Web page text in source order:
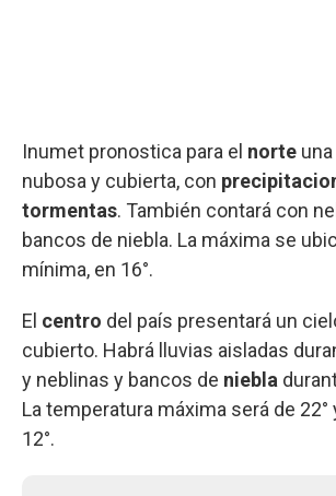
Inumet pronostica para el norte
nubosa y cubierta, con
tormentas. También contará con
bancos de niebla. La máxima se
mínima, en 16°.
El centro del país presentará un
cubierto. Habrá lluvias aisladas
y neblinas y bancos de niebla
La temperatura máxima será de 22°
12°.